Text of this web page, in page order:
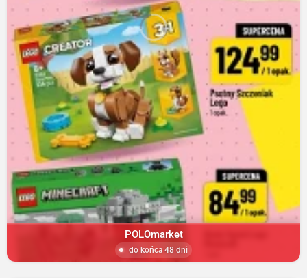
POLOmarket
do końca 48 dni